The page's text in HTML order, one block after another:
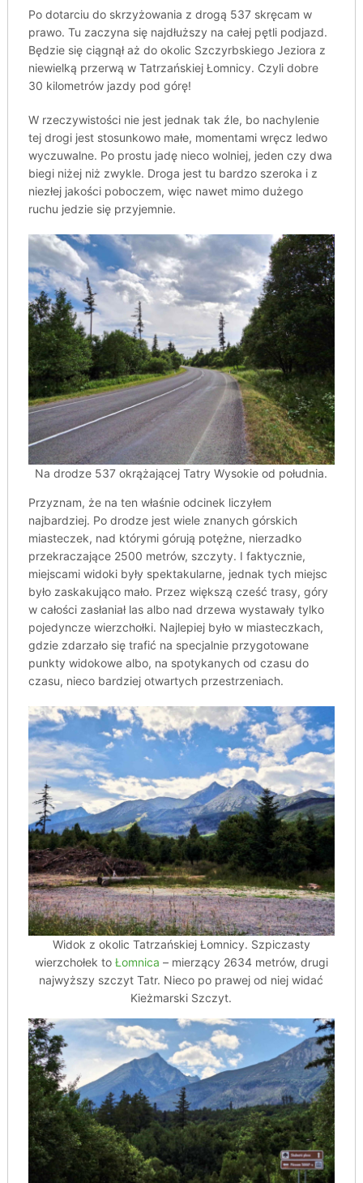
Po dotarciu do skrzyżowania z drogą 537 skręcam w
prawo. Tu zaczyna się najdłuższy na całej pętli podjazd.
Będzie się ciągnął aż do okolic Szczyrbskiego Jeziora z
niewielką przerwą w Tatrzańskiej Łomnicy. Czyli dobre
30 kilometrów jazdy pod górę!
W rzeczywistości nie jest jednak tak źle, bo nachylenie
tej drogi jest stosunkowo małe, momentami wręcz ledwo
wyczuwalne. Po prostu jadę nieco wolniej, jeden czy dwa
biegi niżej niż zwykle. Droga jest tu bardzo szeroka i z
niezłej jakości poboczem, więc nawet mimo dużego
ruchu jedzie się przyjemnie.
Na drodze 537 okrążającej Tatry Wysokie od południa.
Przyznam, że na ten właśnie odcinek liczyłem
najbardziej. Po drodze jest wiele znanych górskich
miasteczek, nad którymi górują potężne, nierzadko
przekraczające 2500 metrów, szczyty. I faktycznie,
miejscami widoki były spektakularne, jednak tych miejsc
było zaskakująco mało. Przez większą cześć trasy, góry
w całości zasłaniał las albo nad drzewa wystawały tylko
pojedyncze wierzchołki. Najlepiej było w miasteczkach,
gdzie zdarzało się trafić na specjalnie przygotowane
punkty widokowe albo, na spotykanych od czasu do
czasu, nieco bardziej otwartych przestrzeniach.
Widok z okolic Tatrzańskiej Łomnicy. Szpiczasty
wierzchołek to Łomnica – mierzący 2634 metrów, drugi
najwyższy szczyt Tatr. Nieco po prawej od niej widać
Kieżmarski Szczyt.